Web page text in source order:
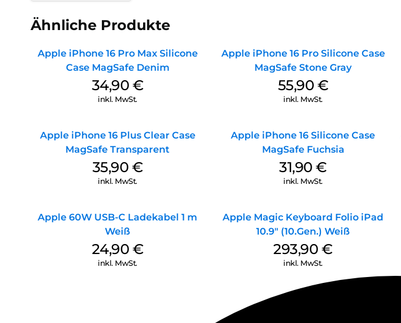
Ähnliche Produkte
Apple iPhone 16 Pro Max Silicone
Case MagSafe Denim
34,90 €
inkl. MwSt.
Apple iPhone 16 Pro Silicone Case
MagSafe Stone Gray
55,90 €
inkl. MwSt.
Apple iPhone 16 Plus Clear Case
MagSafe Transparent
35,90 €
inkl. MwSt.
Apple iPhone 16 Silicone Case
MagSafe Fuchsia
31,90€
inkl. MwSt.
Apple 60W USB-C Ladekabel 1 m
Weiß
24,90 €
inkl. MwSt.
Apple Magic Keyboard Folio iPad
10.9″ (10.Gen.) Weiß
293,90€
inkl. MwSt.